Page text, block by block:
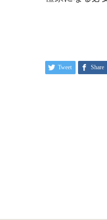
Tweet Share